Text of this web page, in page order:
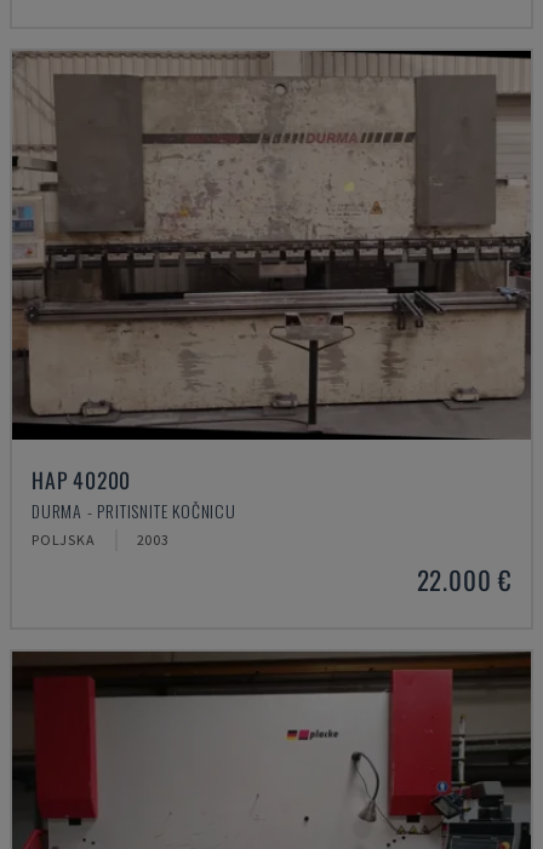
HAP 40200
DURMA - PRITISNITE KOČNICU
POLJSKA 2003
22.000 €